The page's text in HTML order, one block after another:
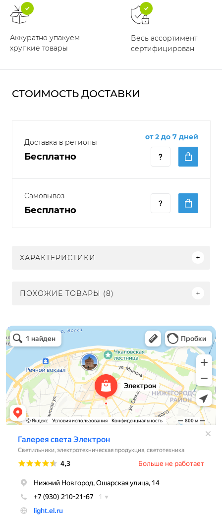
Аккуратно упакуем
хрупкие товары
Весь ассортимент
сертифицирован
СТОИМОСТЬ ДОСТАВКИ
Доставка в регионы
Бесплатно
от 2 до 7 дней
Самовывоз
Бесплатно
ХАРАКТЕРИСТИКИ
ПОХОЖИЕ ТОВАРЫ (8)
Электрон
Светильники в Нижнем Новгороде
Электротехническая продукция в Нижнем Новгороде